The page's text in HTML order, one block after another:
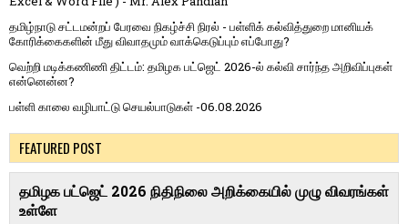
தமிழ்நாடு சட்டமன்றப் பேரவை நிகழ்ச்சி நிரல் - பள்ளிக் கல்வித்துறை மானியக்
கோரிக்கைகளின் மீது விவாதமும் வாக்கெடுப்பும் எப்போது?
வெற்றி மடிக்கணிணி திட்டம்: தமிழக பட்ஜெட் 2026-ல் கல்வி சார்ந்த அறிவிப்புகள்
என்னென்ன?
பள்ளி காலை வழிபாட்டு செயல்பாடுகள் -06.08.2026
FEATURED POST
தமிழக பட்ஜெட் 2026 நிதிநிலை அறிக்கையில் முழு விவரங்கள்
உள்ளே